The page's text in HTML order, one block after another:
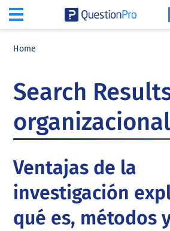
Home
Search
organizacional
Ventajas de la
investigación
qué es, métodos